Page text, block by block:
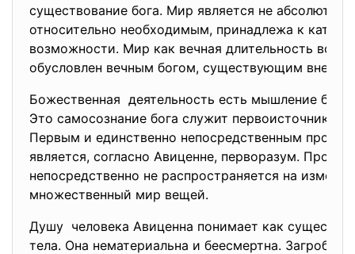
существование бога. Мир является не абсолютно,
относительно необходимым, принадлежа к
возможности. Мир как вечная длительность во
обусловлен вечным богом, существующим вне
Божественная деятельность есть мышление
Это самосознание бога служит первоисточником
Первым и единственно непосредственным
является, согласно Авиценне, перворазум.
непосредственно не распространяется на
множественный мир вещей.
Душу человека Авиценна понимает как
тела. Она нематериальна и беесмертна.